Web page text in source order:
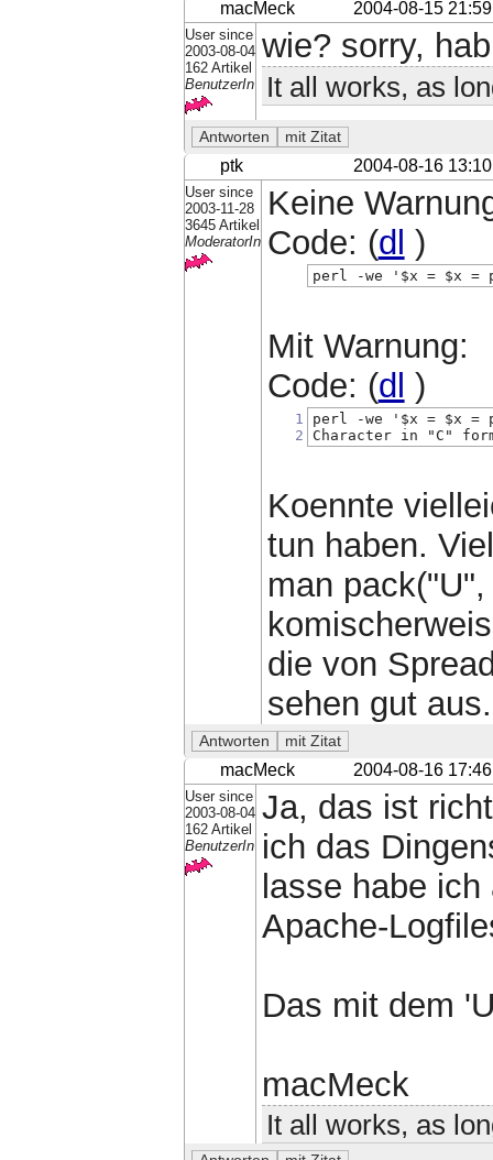
macMeck 2004-08-15 21:59
User since
2003-08-04
162 Artikel
BenutzerIn
wie? sorry,
It all works, as
ptk 2004-08-16 13:10
User since
2003-11-28
3645 Artikel
ModeratorIn
Keine
Code: (dl )
perl -we '$x = $x =
Mit Warnung:
Code: (dl )
1
2
perl -we '$x = $x =
Character in "C"
Koennte
tun haben.
man
die von
sehen gut aus.
macMeck 2004-08-16 17:46
User since
2003-08-04
162 Artikel
BenutzerIn
Ja, das ist
ich das
lasse habe
Apache-
Das mit dem
macMeck
It all works, as